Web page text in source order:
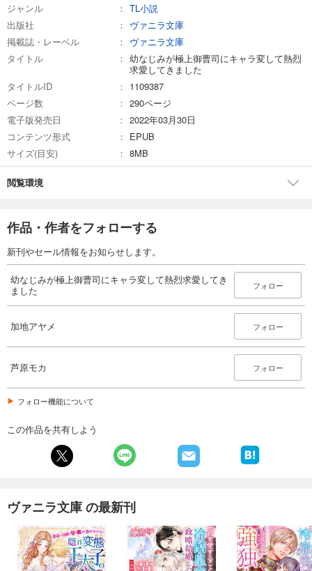
ジャンル
TL小説
出版社
ヴァニラ文庫
掲載誌・レーベル
ヴァニラ文庫
タイトル
幼なじみが極上御曹司にキャラ変して熱烈
求愛してきました
タイトルID
1109387
ページ数
290ページ
電子版発売日
2022年03月30日
コンテンツ形式
EPUB
サイズ(目安)
8MB
閲覧環境
作品・作者をフォローする
新刊やセール情報をお知らせします。
幼なじみが極上御曹司にキャラ変して熱烈求愛してき
ました
フォロー
加地アヤメ フォロー
芦原モカ フォロー
フォロー機能について
この作品を共有しよう
ヴァニラ文庫 の最新刊